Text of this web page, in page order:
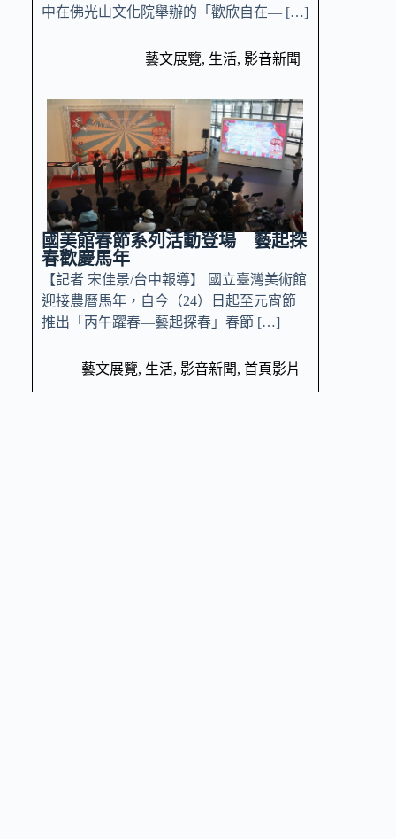
中在佛光山文化院舉辦的「歡欣自在— […]
藝文展覽, 生活, 影音新聞
國美館春節系列活動登場 藝起探
春歡慶馬年
【記者 宋佳景/台中報導】 國立臺灣美術館
迎接農曆馬年，自今（24）日起至元宵節
推出「丙午躍春—藝起探春」春節 […]
藝文展覽, 生活, 影音新聞, 首頁影片